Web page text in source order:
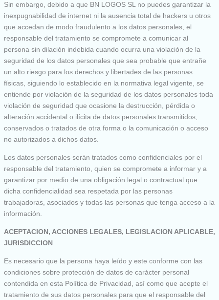
Sin embargo, debido a que BN LOGOS SL no puedes garantizar la
inexpugnabilidad de internet ni la ausencia total de hackers u otros
que accedan de modo fraudulento a los datos personales, el
responsable del tratamiento se compromete a comunicar al
persona sin dilación indebida cuando ocurra una violación de la
seguridad de los datos personales que sea probable que entrañe
un alto riesgo para los derechos y libertades de las personas
físicas, siguiendo lo establecido en la normativa legal vigente, se
entiende por violación de la seguridad de los datos personales toda
violación de seguridad que ocasione la destrucción, pérdida o
alteración accidental o ilícita de datos personales transmitidos,
conservados o tratados de otra forma o la comunicación o acceso
no autorizados a dichos datos.
Los datos personales serán tratados como confidenciales por el
responsable del tratamiento, quien se compromete a informar y a
garantizar por medio de una obligación legal o contractual que
dicha confidencialidad sea respetada por las personas
trabajadoras, asociados y todas las personas que tenga acceso a la
información.
ACEPTACION, ACCIONES LEGALES, LEGISLACION APLICABLE,
JURISDICCION
Es necesario que la persona haya leído y este conforme con las
condiciones sobre protección de datos de carácter personal
contendida en esta Política de Privacidad, así como que acepte el
tratamiento de sus datos personales para que el responsable del